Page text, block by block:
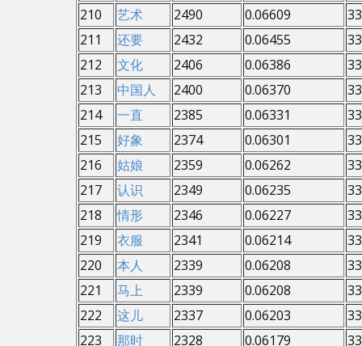
210 艺术 2490 0.06609
211
还要 2432 0.06455
212
文化 2406 0.06386
213
中国人 2400 0.06370
214
一直 2385 0.06331
215
好象 2374 0.06301
216
姑娘 2359 0.06262
217
认识 2349 0.06235
218
情形 2346 0.06227
219
衣服 2341 0.06214
220
本人 2339 0.06208
221
马上 2339 0.06208
222
这儿 2337 0.06203
223
那时 2328 0.06179